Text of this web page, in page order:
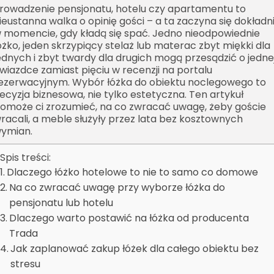
pensjonatu, hotelu czy apartamentu to
walka o opinię gości – a ta zaczyna się
momencie, gdy kładą się spać. Jedno nieodpowiednie
jeden skrzypiący stelaż lub materac zbyt miękki dla
i zbyt twardy dla drugich mogą przesądzić o
zamiast pięciu w recenzji na portalu
Wybór łóżka do obiektu noclegowego to
biznesowa, nie tylko estetyczna. Ten artykuł
ci zrozumieć, na co zwracać uwagę, żeby goście
a meble służyły przez lata bez kosztownych
Spis treści:
Dlaczego łóżko hotelowe to nie to samo co domowe
Na co zwracać uwagę przy wyborze łóżka do
pensjonatu lub hotelu
Dlaczego warto postawić na łóżka od producenta
Trada
Jak zaplanować zakup łóżek dla całego obiektu bez
stresu